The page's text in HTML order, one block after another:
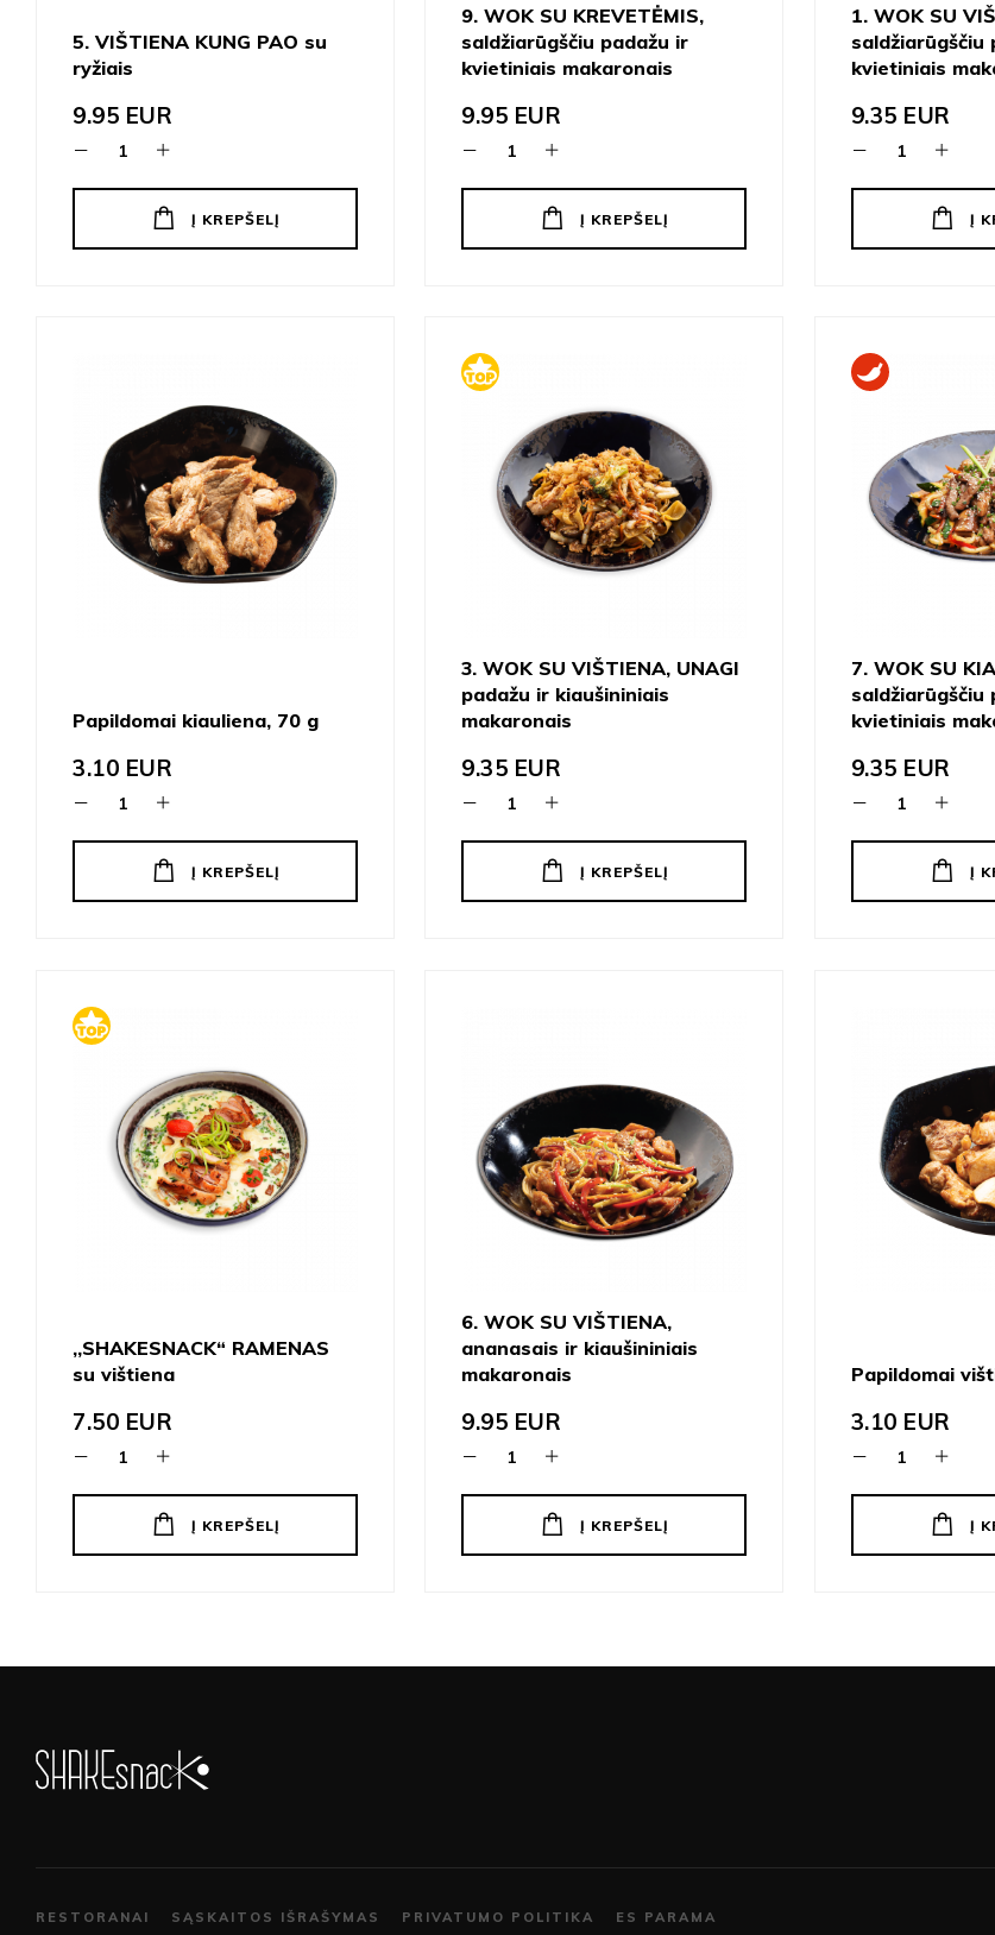
5. VIŠTIENA KUNG PAO su
ryžiais
9.95 EUR
Į KREPŠELĮ
9. WOK SU KREVETĖMIS,
saldžiarūgščiu padažu ir
kvietiniais makaronais
9.95 EUR
Į KREPŠELĮ
1. WOK SU
saldžiarūgščiu
kvietiniais
9.35 EUR
Į
Papildomai kiauliena, 70 g
3.10 EUR
Į KREPŠELĮ
3. WOK SU VIŠTIENA, UNAGI
padažu ir kiaušininiais
makaronais
9.35 EUR
Į KREPŠELĮ
7. WOK SU
saldžiarūgščiu
kvietiniais
9.35 EUR
Į
,,SHAKESNACK“ RAMENAS
su vištiena
7.50 EUR
Į KREPŠELĮ
6. WOK SU VIŠTIENA,
ananasais ir kiaušininiais
makaronais
9.95 EUR
Į KREPŠELĮ
Papildomai
3.10 EUR
Į
RESTORANAI SĄSKAITOS IŠRAŠYMAS PRIVATUMO POLITIKA ES PARAMA